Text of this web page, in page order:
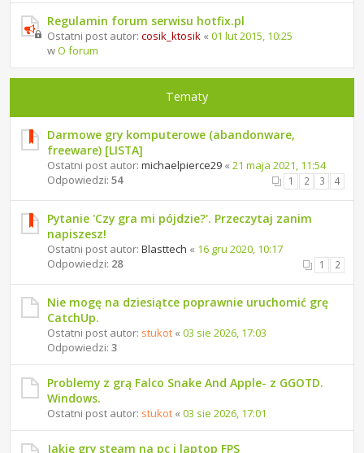
Regulamin forum serwisu hotfix.pl
Ostatni post autor: cosik_ktosik « 01 lut 2015, 10:25
wO forum
Tematy
Darmowe gry komputerowe (abandonware,
freeware) [LISTA]
Ostatni post autor: michaelpierce29 « 21 maja 2021, 11:54
Odpowiedzi: 54 1 2 3 4
Pytanie 'Czy gra mi pójdzie?'. Przeczytaj zanim
napiszesz!
Ostatni post autor: Blasttech « 16 gru 2020, 10:17
Odpowiedzi: 28 1 2
Nie mogę na dziesiątce poprawnie uruchomić grę
CatchUp.
Ostatni post autor: stukot « 03 sie 2026, 17:03
Odpowiedzi: 3
Problemy z grą Falco Snake And Apple- z GGOTD.
Windows.
Ostatni post autor: stukot « 03 sie 2026, 17:01
Jakie gry steam na pc i laptop FPS